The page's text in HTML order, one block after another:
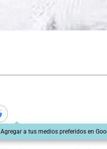
Agregar a tus medios preferidos en